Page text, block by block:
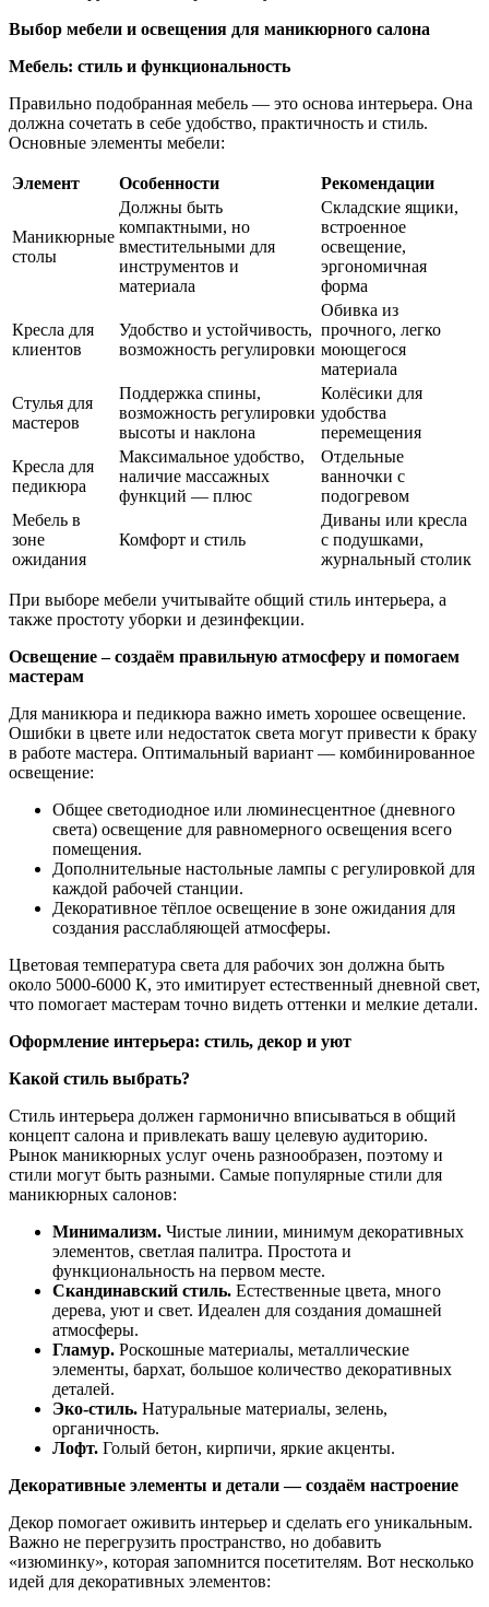
Выбор мебели и освещения для маникюрного салона
Мебель: стиль и функциональность
Правильно подобранная мебель — это основа интерьера. Она
должна сочетать в себе удобство, практичность и стиль.
Основные элементы мебели:
Элемент Особенности Рекомендации
Маникюрные
столы
Должны быть
компактными, но
вместительными для
инструментов и
материала
Складские ящики,
встроенное
освещение,
эргономичная
форма
Кресла для
клиентов
Удобство и устойчивость,
возможность регулировки
Обивка из
прочного, легко
моющегося
материала
Стулья для
мастеров
Поддержка спины,
возможность регулировки
высоты и наклона
Колёсики для
удобства
перемещения
Кресла для
педикюра
Максимальное удобство,
наличие массажных
функций — плюс
Отдельные
ванночки с
подогревом
Мебель в
зоне
ожидания
Комфорт и стиль
Диваны или кресла
с подушками,
журнальный столик
При выборе мебели учитывайте общий стиль интерьера, а
также простоту уборки и дезинфекции.
Освещение – создаём правильную атмосферу и помогаем
мастерам
Для маникюра и педикюра важно иметь хорошее освещение.
Ошибки в цвете или недостаток света могут привести к браку
в работе мастера. Оптимальный вариант — комбинированное
освещение:
Общее светодиодное или люминесцентное (дневного
света) освещение для равномерного освещения всего
помещения.
Дополнительные настольные лампы с регулировкой для
каждой рабочей станции.
Декоративное тёплое освещение в зоне ожидания для
создания расслабляющей атмосферы.
Цветовая температура света для рабочих зон должна быть
около 5000-6000 К, это имитирует естественный дневной свет,
что помогает мастерам точно видеть оттенки и мелкие детали.
Оформление интерьера: стиль, декор и уют
Какой стиль выбрать?
Стиль интерьера должен гармонично вписываться в общий
концепт салона и привлекать вашу целевую аудиторию.
Рынок маникюрных услуг очень разнообразен, поэтому и
стили могут быть разными. Самые популярные стили для
маникюрных салонов:
Минимализм. Чистые линии, минимум декоративных
элементов, светлая палитра. Простота и
функциональность на первом месте.
Скандинавский стиль. Естественные цвета, много
дерева, уют и свет. Идеален для создания домашней
атмосферы.
Гламур. Роскошные материалы, металлические
элементы, бархат, большое количество декоративных
деталей.
Эко-стиль. Натуральные материалы, зелень,
органичность.
Лофт. Голый бетон, кирпичи, яркие акценты.
Декоративные элементы и детали — создаём настроение
Декор помогает оживить интерьер и сделать его уникальным.
Важно не перегрузить пространство, но добавить
«изюминку», которая запомнится посетителям. Вот несколько
идей для декоративных элементов: